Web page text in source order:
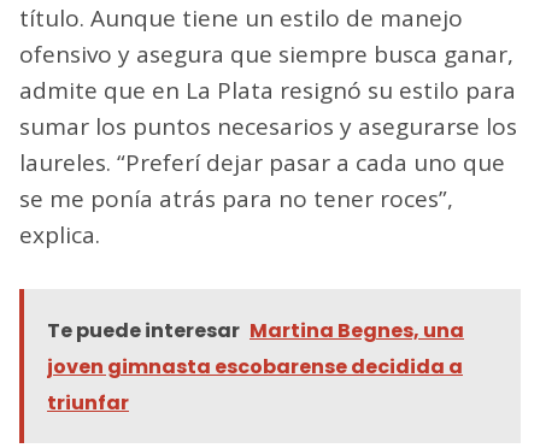
título. Aunque tiene un estilo de manejo
ofensivo y asegura que siempre busca ganar,
admite que en La Plata resignó su estilo para
sumar los puntos necesarios y asegurarse los
laureles. “Preferí dejar pasar a cada uno que
se me ponía atrás para no tener roces”,
explica.
Te puede interesar Martina Begnes, una
joven gimnasta escobarense decidida a
triunfar